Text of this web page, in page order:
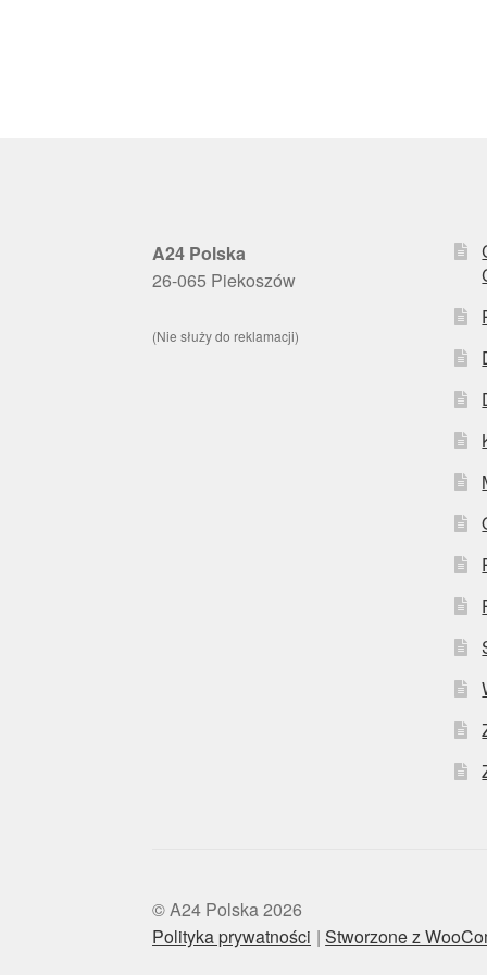
A24 Polska
26-065 Piekoszów
(Nie służy do reklamacji)
© A24 Polska 2026
Polityka prywatności
Stworzone z